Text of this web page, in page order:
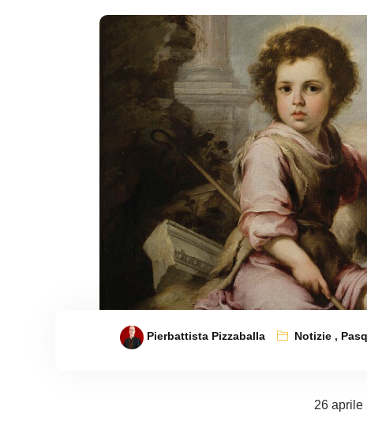
Pierbattista Pizzaballa Notizie,
26